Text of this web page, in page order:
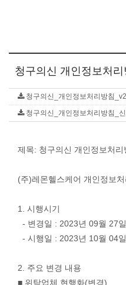
청구의신 개인정보처
청구의신_개인정보처리방침
청구의신_개인정보처리방침_
제목: 청구의신 개인정보처
(주)레몬헬스케어 개인정보
1. 시행시기
- 변경일 : 2023년 09월 27일
- 시행일 : 2023년 10월 04일
2. 주요 변경 내용
■ 위탁업체 현행화(변경)